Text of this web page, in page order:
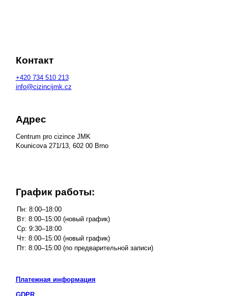
Контакт
+420 734 510 213
info@cizincijmk.cz
Адрес
Centrum pro cizince JMK
Kounicova 271/13, 602 00 Brno
График работы:
Платежная информация